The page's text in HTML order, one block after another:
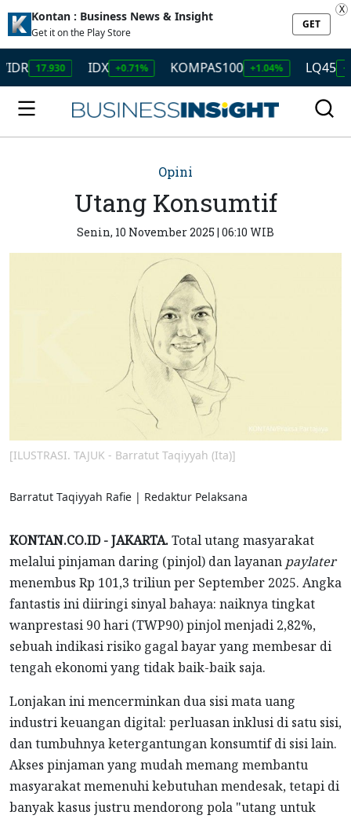
Kontan : Business News & Insight
Get it on the Play Store
GET
X
17.930 IDX +0.71% KOMPAS100 +1.04% LQ45 +1.11%
Opini
Utang Konsumtif
Senin, 10 November 2025 | 06:10 WIB
[ILUSTRASI. TAJUK - Barratut Taqiyyah (Ita)]
Barratut Taqiyyah Rafie | Redaktur Pelaksana
KONTAN.CO.ID - JAKARTA.Total utang masyarakat
melalui pinjaman daring (pinjol) dan layanan paylater
menembus Rp 101,3 triliun per September 2025. Angka
fantastis ini diiringi sinyal bahaya: naiknya tingkat
wanprestasi 90 hari (TWP90) pinjol menjadi 2,82%,
sebuah indikasi risiko gagal bayar yang membesar di
tengah ekonomi yang tidak baik-baik saja.
Lonjakan ini mencerminkan dua sisi mata uang
industri keuangan digital: perluasan inklusi di satu sisi,
dan tumbuhnya ketergantungan konsumtif di sisi lain.
Akses pinjaman yang mudah memang membantu
masyarakat memenuhi kebutuhan mendesak, tetapi di
banyak kasus justru mendorong pola "utang untuk